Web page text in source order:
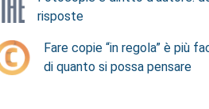
risposte
Fare copie “in regola” è più
di quanto si possa pensare